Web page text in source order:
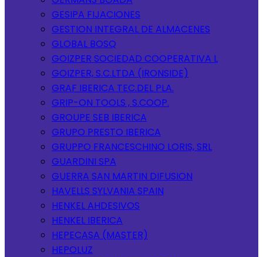
GESIPA FIJACIONES
GESTION INTEGRAL DE ALMACENES
GLOBAL BOSQ
GOIZPER SOCIEDAD COOPERATIVA L
GOIZPER, S.C.LTDA (IRONSIDE)
GRAF IBERICA TEC.DEL PLA.
GRIP-ON TOOLS , S.COOP.
GROUPE SEB IBERICA
GRUPO PRESTO IBERICA
GRUPPO FRANCESCHINO LORIS, SRL
GUARDINI SPA
GUERRA SAN MARTIN DIFUSION
HAVELLS SYLVANIA SPAIN
HENKEL AHDESIVOS
HENKEL IBERICA
HEPECASA (MASTER)
HEPOLUZ